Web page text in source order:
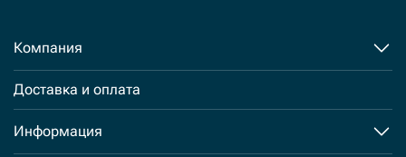
Компания
Доставка и оплата
Информация